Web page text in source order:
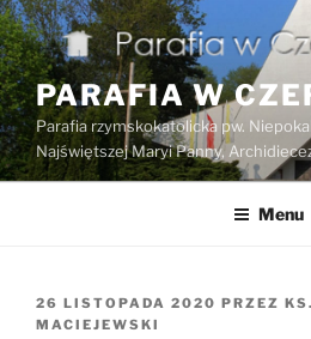
Przejdź
do
treści
PARAFIA W
Parafia rzymskokatolicka pw.
Najświętszej Maryi Panny,
Menu
OPUBLIKOWANE
W
26 LISTOPADA 2020 PRZEZ
MACIEJEWSKI